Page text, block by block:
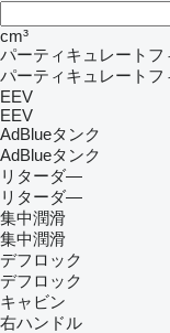
cm³
パーティキュレートフ
パーティキュレートフ
EEV
EEV
AdBlueタンク
AdBlueタンク
リターダ―
リターダ―
集中潤滑
集中潤滑
デフロック
デフロック
キャビン
右ハンドル